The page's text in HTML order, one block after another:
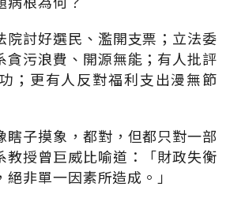
院討好選民、濫開支票；立法委
貪污浪費、開源無能；有人批評
；更有人反對福利支出漫無節
瞎子摸象，都對，但都只對一部
教授曾巨威比喻道：「財政失衡
非單一因素所造成。」